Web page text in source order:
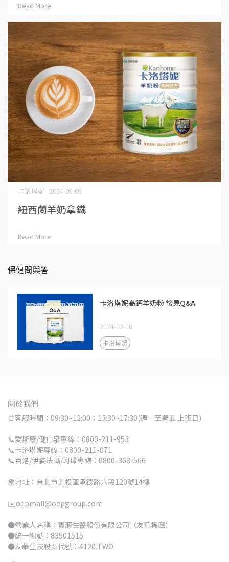
Read More
紐西蘭羊奶拿鐵
卡洛塔妮 | 2024-09-09
Read More
保健問與答
卡洛塔妮高鈣羊奶粉 常見Q&A
2024-02-16
卡洛塔妮
關於我們
⏰客服時間：09:30~12:00；13:30~17:30(週一至週五 上班日)
📞愛斯康/健口泉專線：0800-211-953
📞卡洛塔妮專線：0800-211-071
📞百洛/伊姿法瑪/珂瑈專線：0800-368-566
🌍地址：台北市北投區承德路六段120號14樓
✉️oepmall@oepgroup.com
●營業人名稱：實漪生醫股份有限公司（友華集團）
●統一編號：83501515
●友華生技股票代號：4120.TWO